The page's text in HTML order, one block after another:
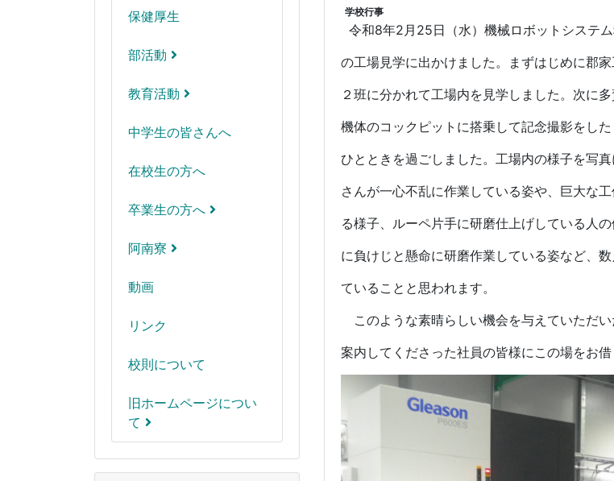
保健厚生
部活動
教育活動
中学生の皆さんへ
在校生の方へ
卒業生の方へ
阿南寮
動画
リンク
校則について
旧ホームページについ
て
学校行事
令和8年2月25日（水）機械ロボットシステ
の工場見学に出かけました。まずはじめに郡
２班に分かれて工場内を見学しました。次に
機体のコックピットに搭乗して記念撮影をし
ひとときを過ごしました。工場内の様子を写
さんが一心不乱に作業している姿や、巨大な
る様子、ルーペ片手に研磨仕上げしている人
に負けじと懸命に研磨作業している姿など、
ていることと思われます。
このような素晴らしい機会を与えていただ
案内してくださった社員の皆様にこの場をお借